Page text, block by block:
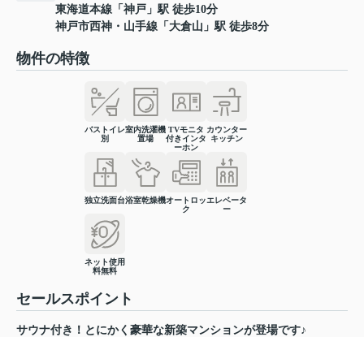
東海道本線 「 神戸 」駅 徒歩10分
神戸市西神・山手線 「 大倉山 」駅 徒歩8分
物件の特徴
バストイレ
別
室内洗濯機
置場
TVモニタ
付きインタ
ーホン
カウンター
キッチン
独立洗面台浴室乾燥機オートロッ
ク
エレベータ
ー
ネット使用
料無料
セールスポイント
サウナ付き！とにかく豪華な新築マンションが登場です♪